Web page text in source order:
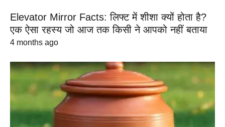
Elevator Mirror Facts: लिफ्ट में शीशा क्यों होता है?
एक ऐसा रहस्य जो आज तक किसी ने आपको नहीं बताया
4 months ago